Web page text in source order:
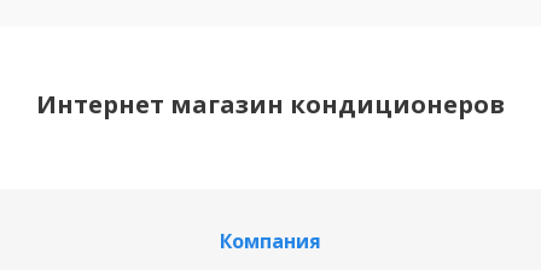
Интернет магазин кондиционеров
Компания